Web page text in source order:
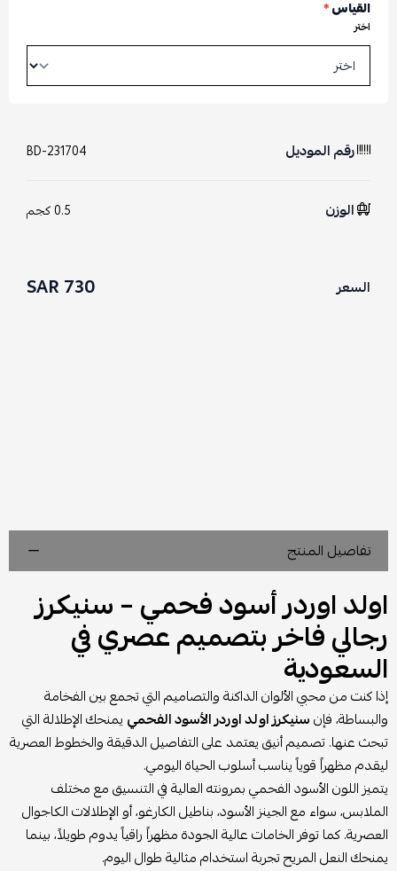
القياس*
اختر
رقم الموديل BD-231704
الوزن 0.5 كجم
السعر 730 SAR
تفاصيل المنتج
اولد اوردر أسود فحمي – سنيكرز
رجالي فاخر بتصميم عصري في
السعودية
إذا كنت من محبي الألوان الداكنة والتصاميم التي تجمع بين الفخامة
والبساطة، فإنسنيكرز اولد اوردر الأسود الفحمي يمنحك الإطلالة التي
تبحث عنها. تصميم أنيق يعتمد على التفاصيل الدقيقة والخطوط العصرية
ليقدم مظهراً قوياً يناسب أسلوب الحياة اليومي.
يتميز اللون الأسود الفحمي بمرونته العالية في التنسيق مع مختلف
الملابس، سواء مع الجينز الأسود، بناطيل الكارغو، أو الإطلالات الكاجوال
العصرية. كما توفر الخامات عالية الجودة مظهراً راقياً يدوم طويلاً، بينما
يمنحك النعل المريح تجربة استخدام مثالية طوال اليوم.